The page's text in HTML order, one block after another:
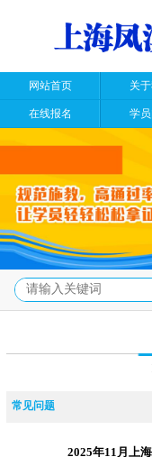
网站首页 关
在线报名 学
常见问题
2025年11月上